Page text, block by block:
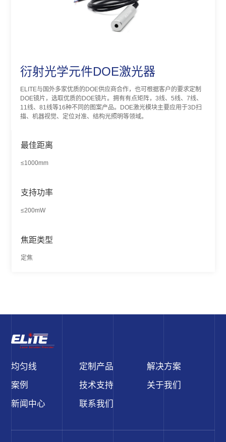
衍射光学元件DOE激光器
ELITE与国外多家优质的DOE供应商合作，也可根据客户的要求定制
DOE镜片，选取优质的DOE镜片。拥有有点矩阵，3线、5线、7线、
11线、81线等16种不同的图案产品。DOE激光模块主要应用于3D扫
描、机器视觉、定位对准、结构光照明等领域。
最佳距离
≤1000mm
支持功率
≤200mW
焦距类型
定焦
均匀线 定制产品
解决方案
案例
技术支持
关于我们
新闻中心
联系我们